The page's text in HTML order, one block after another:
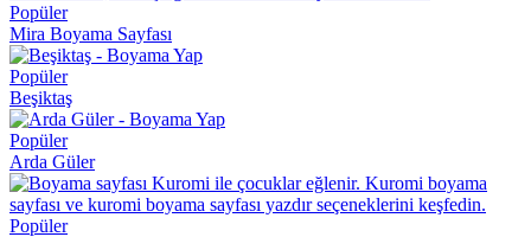
Popüler
Mira Boyama Sayfası
Popüler
Beşiktaş
Popüler
Arda Güler
Popüler